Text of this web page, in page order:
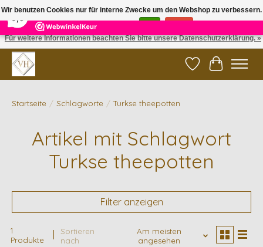
5 Reviews ×
✓ Gratis verzending vanaf €200 | ✓ 14 dagen retourneren
Wunschzettel
Ihr
Startseite / Schlagworte / Turkse theepotten
Artikel mit Schlagwort
Turkse theepotten
Filter anzeigen
1
Produkte
Sortieren
nach
Am meisten
angesehen
Wir benutzen Cookies nur für interne Zwecke um den Webshop zu verbessern.
Ist das in Ordnung?
Für weitere Informationen beachten Sie bitte unsere Datenschutzerklärung. »